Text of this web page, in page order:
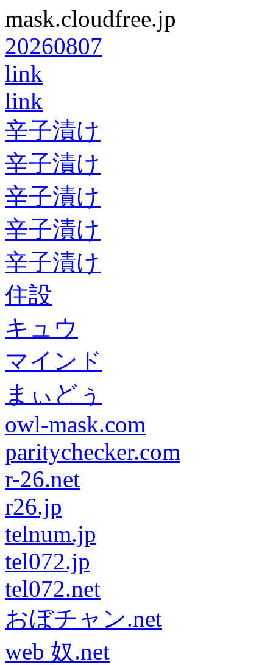
mask.cloudfree.jp
20260807
link
link
辛子漬け
辛子漬け
辛子漬け
辛子漬け
辛子漬け
住設
キュウ
マインド
まぃどぅ
owl-mask.com
paritychecker.com
r-26.net
r26.jp
telnum.jp
tel072.jp
tel072.net
おぼチャン.net
web 奴.net